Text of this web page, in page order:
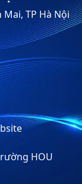
TP Hà Nội
HOU